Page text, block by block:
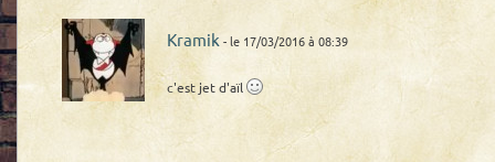
Kramik - le 17/03/2016 à 08:39
c'est jet d'aïl